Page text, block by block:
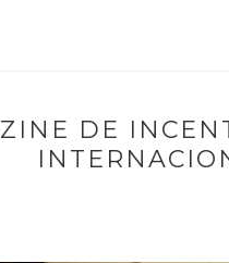
ZINE DE